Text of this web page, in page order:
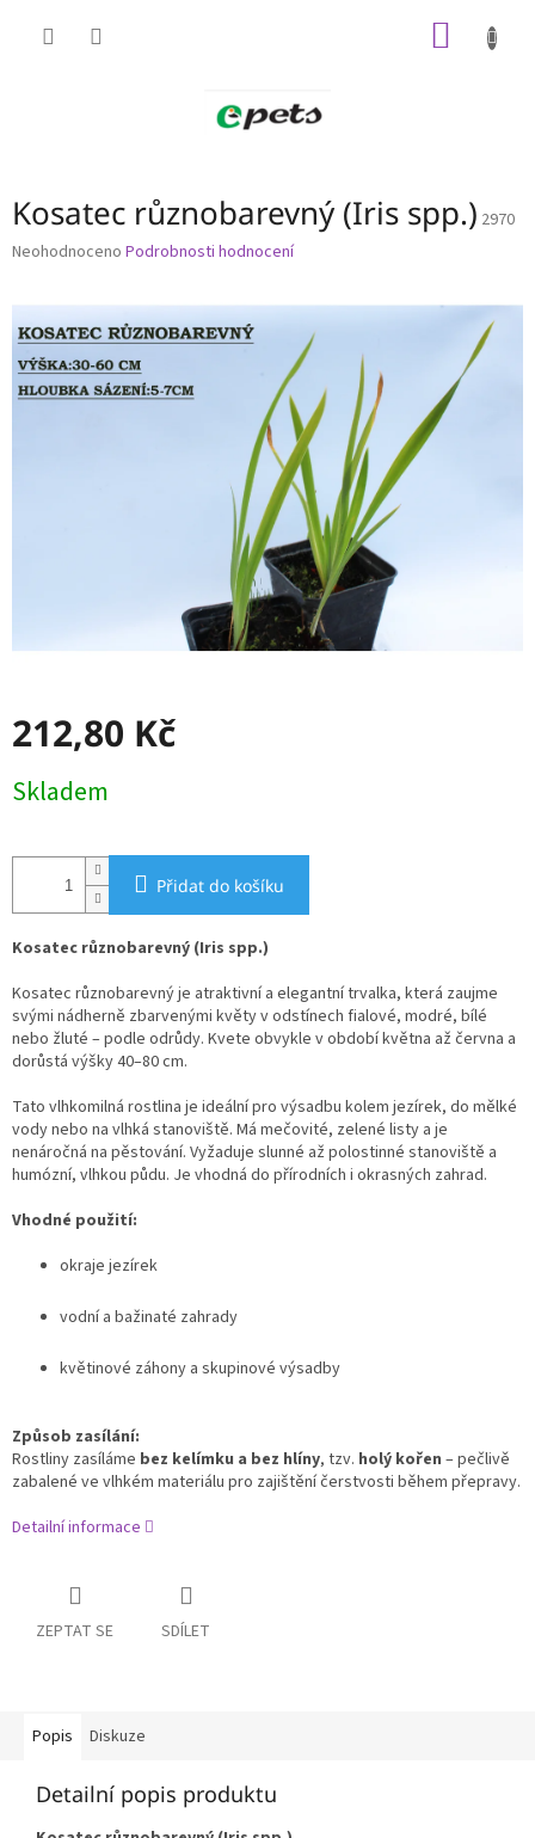
Kosatec různobarevný (Iris spp.) 2970
Průměrné
0,0
z
5
Neohodnoceno Podrobnosti hodnocení
212,80 Kč
cena:
Skladem
Přidat do košíku
Kosatec různobarevný (Iris spp.)
Kosatec různobarevný je atraktivní a elegantní trvalka, která zaujme
svými nádherně zbarvenými květy v odstínech fialové, modré, bílé
nebo žluté – podle odrůdy. Kvete obvykle v období května až června a
dorůstá výšky 40–80 cm.
Tato vlhkomilná rostlina je ideální pro výsadbu kolem jezírek, do mělké
vody nebo na vlhká stanoviště. Má mečovité, zelené listy a je
nenáročná na pěstování. Vyžaduje slunné až polostinné stanoviště a
humózní, vlhkou půdu. Je vhodná do přírodních i okrasných zahrad.
Vhodné použití:
okraje jezírek
vodní a bažinaté zahrady
květinové záhony a skupinové výsadby
Způsob zasílání:
Rostliny zasíláme bez kelímku a bez hlíny, tzv. holý kořen – pečlivě
zabalené ve vlhkém materiálu pro zajištění čerstvosti během přepravy.
Detailní informace
ZEPTAT SE SDÍLET
Popis Diskuze
Detailní popis produktu